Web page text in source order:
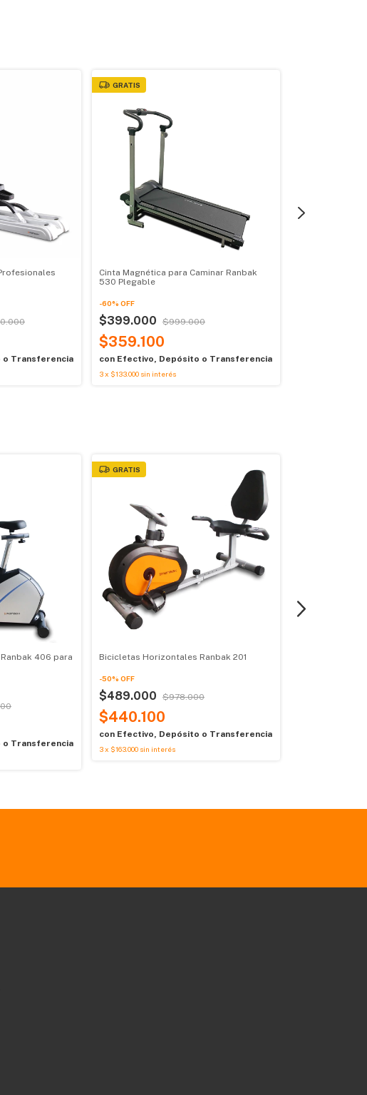
o Transferencia
GRATIS
Cinta Magnética para Caminar Ranbak
530 Plegable
-60% OFF
$399.000 $999.000
$359.100
con Efectivo, Depósito o Transferencia
3x $133.000 sin interés
406 para
o Transferencia
GRATIS
Bicicletas Horizontales Ranbak 201
-50% OFF
$489.000 $978.000
$440.100
con Efectivo, Depósito o Transferencia
3x $163.000 sin interés